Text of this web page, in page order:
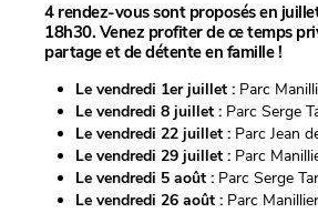
4 rendez-vous sont proposés en
18h30. Venez profiter de ce temps
partage et de détente en famille !
Le vendredi 1er juillet : Parc
Le vendredi 8 juillet : Parc Serge
Le vendredi 22 juillet : Parc Jean
Le vendredi 29 juillet : Parc
Le vendredi 5 août : Parc Serge
Le vendredi 26 août : Parc Manillier